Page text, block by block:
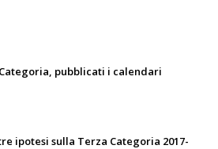
pubblicati i calendari
ipotesi sulla Terza Categoria 2017-